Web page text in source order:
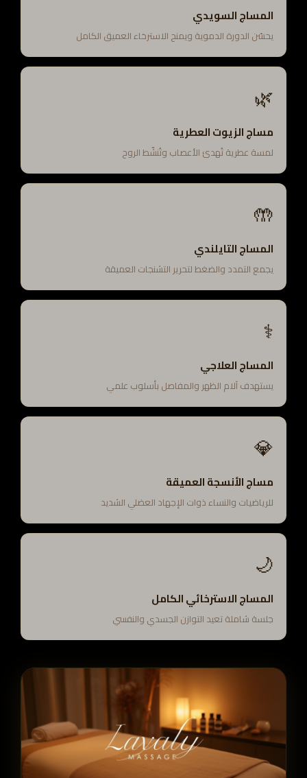
المساج السويدي
يحسّن الدورة الدموية ويمنح الاسترخاء العميق الكامل
🌿
مساج الزيوت العطرية
لمسة عطرية تُهدئ الأعصاب وتُنشّط الروح
🤲
المساج التايلندي
يجمع التمدد والضغط لتحرير التشنجات العميقة
⚕️
المساج العلاجي
يستهدف آلام الظهر والمفاصل بأسلوب علمي
💎
مساج الأنسجة العميقة
للرياضيات والنساء ذوات الإجهاد العضلي الشديد
🌙
المساج الاسترخائي الكامل
جلسة شاملة تعيد التوازن الجسدي والنفسي